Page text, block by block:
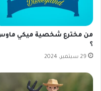
من مخترع شخصية ميكي
؟
29 سبتمبر، 2024